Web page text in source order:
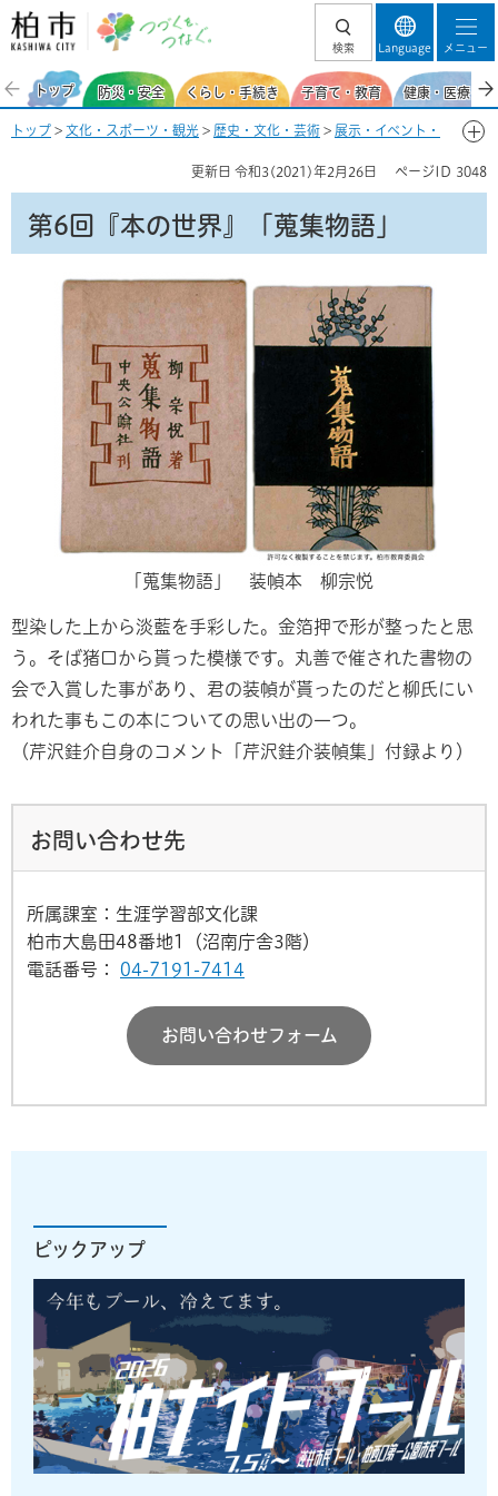
柏市 つづくを、
検索 Language メニュー
トップ 防災・安全 くらし・手続き 子育て・教育 健康・医療・
トップ > 文化・スポーツ・観光 > 歴史・文化・芸術 > 展示・イベント・
更新日 令和3(2021)年2月26日 ページID 3048
第6回『本の世界』「蒐集物語」
「蒐集物語」 装幀本 柳宗悦
型染した上から淡藍を手彩した。金箔押で形が整ったと思
う。そば猪口から貰った模様です。丸善で催された書物の
会で入賞した事があり、君の装幀が貰ったのだと柳氏にい
われた事もこの本についての思い出の一つ。
（芹沢銈介自身のコメント「芹沢銈介装幀集」付録より）
お問い合わせ先
所属課室：生涯学習部文化課
柏市大島田48番地1（沼南庁舎3階）
電話番号：
04-7191-7414
お問い合わせフォーム
ピックアップ